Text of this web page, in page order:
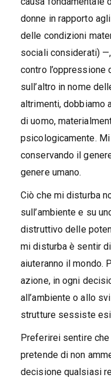
donne in rapporto
delle condizioni
sociali considerati)
contro l’oppressione
sull’altro in nome
altrimenti, dobbiamo
di uomo,
psicologicamente.
conservando il
genere umano.
Ciò che mi disturba
sull’ambiente e su
distruttivo delle
mi disturba è sentir
aiuteranno il mondo.
azione, in ogni
all’ambiente o allo
strutture sessiste
Preferirei sentire
pretende di non
decisione qualsiasi